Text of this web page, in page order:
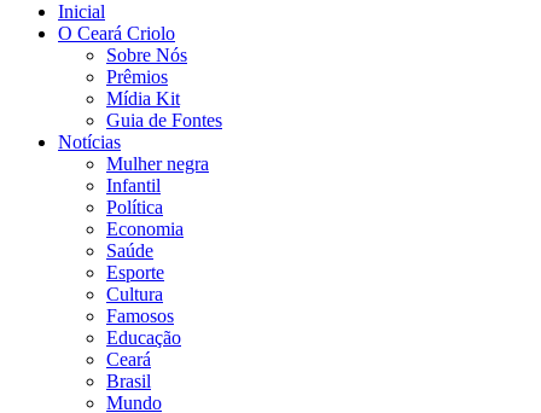
Inicial
O Ceará Criolo
Sobre Nós
Prêmios
Mídia Kit
Guia de Fontes
Notícias
Mulher negra
Infantil
Política
Economia
Saúde
Esporte
Cultura
Famosos
Educação
Ceará
Brasil
Mundo